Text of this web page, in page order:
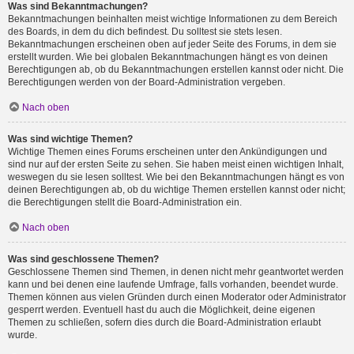
Was sind Bekanntmachungen?
Bekanntmachungen beinhalten meist wichtige Informationen zu dem Bereich
des Boards, in dem du dich befindest. Du solltest sie stets lesen.
Bekanntmachungen erscheinen oben auf jeder Seite des Forums, in dem sie
erstellt wurden. Wie bei globalen Bekanntmachungen hängt es von deinen
Berechtigungen ab, ob du Bekanntmachungen erstellen kannst oder nicht. Die
Berechtigungen werden von der Board-Administration vergeben.
Nach oben
Was sind wichtige Themen?
Wichtige Themen eines Forums erscheinen unter den Ankündigungen und
sind nur auf der ersten Seite zu sehen. Sie haben meist einen wichtigen Inhalt,
weswegen du sie lesen solltest. Wie bei den Bekanntmachungen hängt es von
deinen Berechtigungen ab, ob du wichtige Themen erstellen kannst oder nicht;
die Berechtigungen stellt die Board-Administration ein.
Nach oben
Was sind geschlossene Themen?
Geschlossene Themen sind Themen, in denen nicht mehr geantwortet werden
kann und bei denen eine laufende Umfrage, falls vorhanden, beendet wurde.
Themen können aus vielen Gründen durch einen Moderator oder Administrator
gesperrt werden. Eventuell hast du auch die Möglichkeit, deine eigenen
Themen zu schließen, sofern dies durch die Board-Administration erlaubt
wurde.